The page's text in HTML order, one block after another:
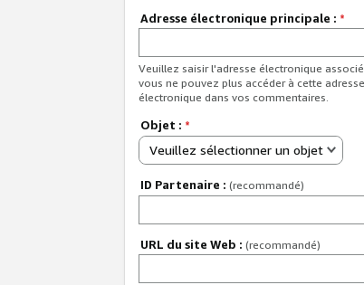
Adresse électronique principale : *
Veuillez saisir l'adresse électronique
vous ne pouvez plus accéder à cette
électronique dans vos commentaires.
Objet : *
Veuillez sélectionner un objet
ID Partenaire : (recommandé)
URL du site Web : (recommandé)